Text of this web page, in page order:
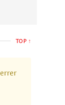
TOP ↑